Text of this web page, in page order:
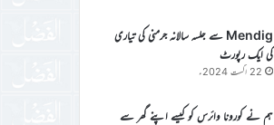
Mendig سے جلسہ سالانہ جرمنی کی تیاری
کی ایک رپورٹ
22 اگست 2024ء
ہم نے کورونا وائرس کو کیسے اپنے گھر سے